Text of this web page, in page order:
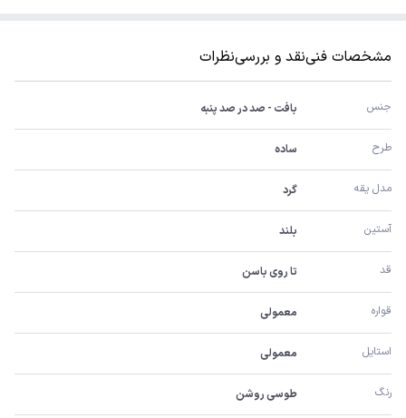
مشخصات فنینقد و بررسینظرات
جنس بافت - صد در صد پنبه
طرح ساده
مدل یقه گرد
آستین بلند
قد تا روی باسن
قواره معمولی
استایل معمولی
رنگ طوسی روشن